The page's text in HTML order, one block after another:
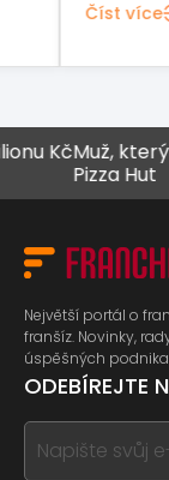
Číst více
Muž, který
Pizza Hut
Největší portál o
franšíz. Novinky,
úspěšných
ODEBÍREJTE
If
you